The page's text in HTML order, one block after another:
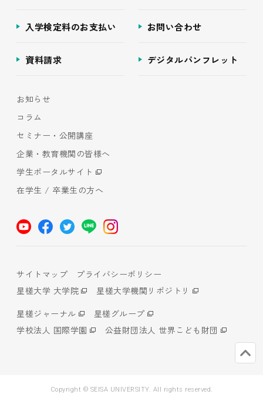
入学検定料のお支払い お問い合わせ
資料請求 デジタルパンフレット
お知らせ
コラム
セミナー・公開講座
企業・教育機関の皆様へ
学生ポータルサイト
在学生 / 卒業生の方へ
サイトマップ
プライバシーポリシー
星槎大学 大学院
星槎大学機関リポジトリ
星槎ジャーナル
星槎グループ
学校法人 国際学園
公益財団法人 世界こども財団
Copyright © SEISA UNIVERSITY. All rights reserved.